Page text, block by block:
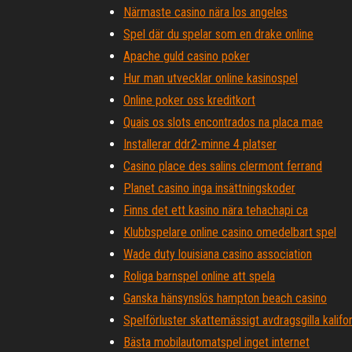
Närmaste casino nära los angeles
Spel där du spelar som en drake online
Apache guld casino poker
Hur man utvecklar online kasinospel
Online poker oss kreditkort
Quais os slots encontrados na placa mae
Installerar ddr2-minne 4 platser
Casino place des salins clermont ferrand
Planet casino inga insättningskoder
Finns det ett kasino nära tehachapi ca
Klubbspelare online casino omedelbart spel
Wade duty louisiana casino association
Roliga barnspel online att spela
Ganska hänsynslös hampton beach casino
Spelförluster skattemässigt avdragsgilla
Bästa mobilautomatspel inget internet